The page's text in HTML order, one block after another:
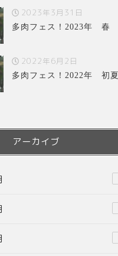
2023年3月31日
多肉フェス！2023年 春
2022年6月2日
多肉フェス！2022年 初夏
アーカイブ